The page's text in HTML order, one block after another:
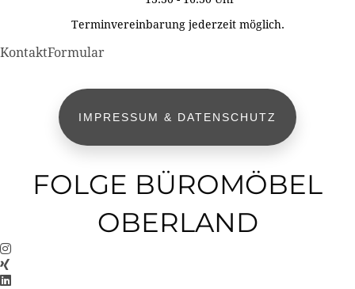
Terminvereinbarung jederzeit möglich.
KontaktFormular
IMPRESSUM & DATENSCHUTZ
FOLGE BÜROMÖBEL
OBERLAND